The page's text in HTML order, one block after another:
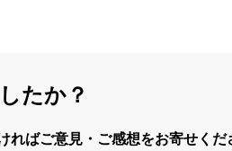
たか？
ればご意見・ご感想をお寄せくだ